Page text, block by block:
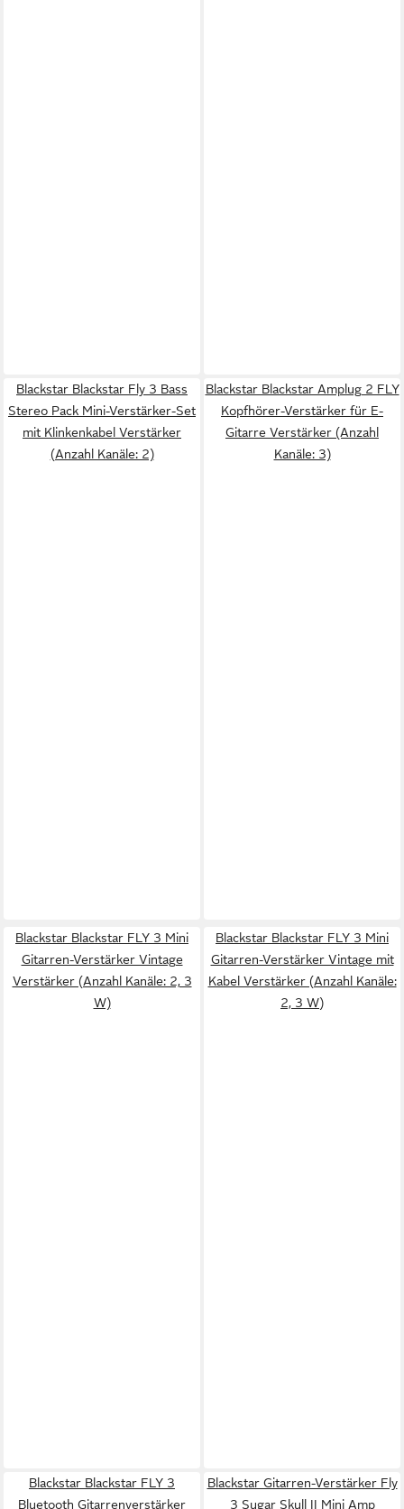
Blackstar Blackstar Fly 3 Bass
Stereo Pack Mini-Verstärker-Set
mit Klinkenkabel Verstärker
(Anzahl Kanäle: 2)
Blackstar Blackstar Amplug 2 FLY
Kopfhörer-Verstärker für E-
Gitarre Verstärker (Anzahl
Kanäle: 3)
Blackstar Blackstar FLY 3 Mini
Gitarren-Verstärker Vintage
Verstärker (Anzahl Kanäle: 2, 3
W)
Blackstar Blackstar FLY 3 Mini
Gitarren-Verstärker Vintage mit
Kabel Verstärker (Anzahl Kanäle:
2, 3 W)
Blackstar Blackstar FLY 3
Bluetooth Gitarrenverstärker
Blackstar Gitarren-Verstärker Fly
3 Sugar Skull II Mini Amp